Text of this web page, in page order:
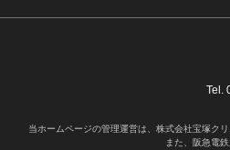
Tel.
当ホームページの管理運営は、株式会社宝塚ク
また、阪急電